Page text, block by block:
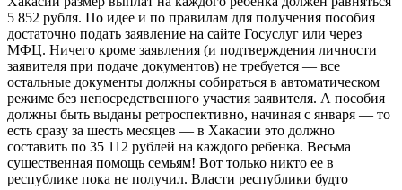
5 852 рубля. По идее и по правилам для получения пособия
достаточно подать заявление на сайте Госуслуг или через
МФЦ. Ничего кроме заявления (и подтверждения личности
заявителя при подаче документов) не требуется — все
остальные документы должны собираться в автоматическом
режиме без непосредственного участия заявителя. А пособия
должны быть выданы ретроспективно, начиная с января — то
есть сразу за шесть месяцев — в Хакасии это должно
составить по 35 112 рублей на каждого ребенка. Весьма
существенная помощь семьям! Вот только никто ее в
республике пока не получил. Власти республики будто